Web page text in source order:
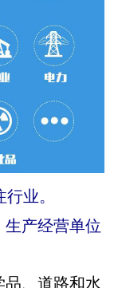
业。
产经营单位
、道路和水